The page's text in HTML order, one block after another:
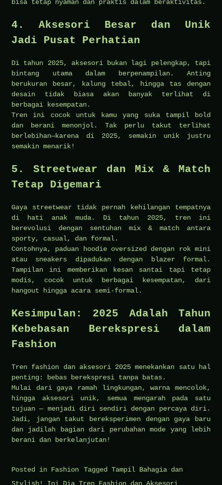
bisa tetap nyaman dan praktis dalam beraktivitas.
4. Aksesori Besar dan Unik
Jadi Pusat Perhatian
Di tahun 2025, aksesori bukan lagi pelengkap, tapi
bintang utama dalam berpenampilan. Anting
berukuran besar, kalung tebal, hingga tas dengan
desain tidak biasa akan banyak terlihat di
berbagai kesempatan.
Tren ini cocok untuk kamu yang suka tampil bold
dan berani menonjol. Tak perlu takut terlihat
berlebihan—karena di 2025, semakin unik justru
semakin menarik!
5. Streetwear dan Mix & Match
Tetap Digemari
Gaya streetwear tidak pernah kehilangan tempatnya
di hati anak muda. Di tahun 2025, tren ini
berevolusi dengan sentuhan mix & match antara
sporty, casual, dan formal.
Contohnya, paduan hoodie oversized dengan rok mini
atau sneakers dipadukan dengan blazer formal.
Tampilan ini memberikan kesan santai tapi tetap
modis, cocok untuk berbagai kesempatan, dari
hangout hingga acara semi-formal.
Kesimpulan: 2025 Adalah Tahun
Kebebasan Berekspresi dalam
Fashion
Tren fashion dan aksesori 2025 menekankan satu hal
penting: bebas berekspresi tanpa batas.
Mulai dari gaya ramah lingkungan, warna mencolok,
hingga aksesori unik, semua mengarah pada satu
tujuan — menjadi diri sendiri dengan percaya diri.
Jadi, jangan takut bereksperimen dengan gaya baru
dan jadilah bagian dari perubahan mode yang lebih
berani dan berkelanjutan!
Posted in Fashion Tagged Tampil Bahagia dan
Stylish! Ini Dia Tren Fashion dan Aksesori